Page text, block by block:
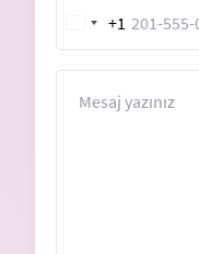
United
States
+1